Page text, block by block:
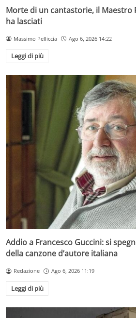
Morte di un cantastorie, il Maestro
ha lasciati
Massimo Pelliccia Ago 6, 2026 14:22
Leggi di più
Addio a Francesco Guccini: si
della canzone d’autore italiana
Redazione Ago 6, 2026 11:19
Leggi di più